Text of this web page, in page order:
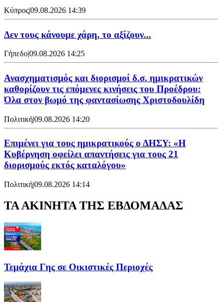
Κύπρος|09.08.2026 14:39
Δεν τους κάνουμε χάρη, το αξίζουν...
Γήπεδο|09.08.2026 14:25
Ανασχηματισμός και διορισμοί δ.σ. ημικρατικών
καθορίζουν τις επόμενες κινήσεις του Προέδρου:
Όλα στον βωμό της φαντασίωσης Χριστοδουλίδη
Πολιτική|09.08.2026 14:20
Επιμένει για τους ημικρατικούς ο ΔΗΣΥ: «Η
Κυβέρνηση οφείλει απαντήσεις για τους 21
διορισμούς εκτός καταλόγου»
Πολιτική|09.08.2026 14:14
ΤΑ ΑΚΙΝΗΤΑ ΤΗΣ ΕΒΔΟΜΑΔΑΣ
Τεμάχια Γης σε Οικιστικές Περιοχές